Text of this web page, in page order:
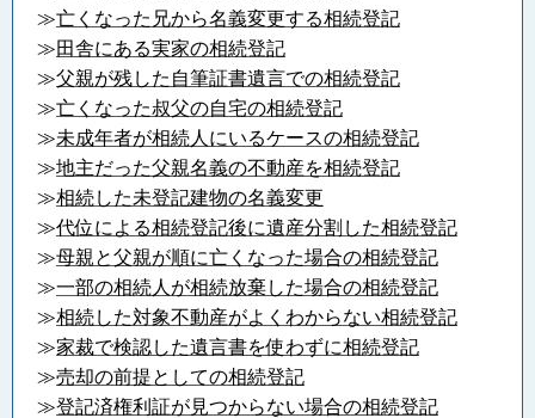
≫亡くなった兄から名義変更する相続登記
≫田舎にある実家の相続登記
≫父親が残した自筆証書遺言での相続登記
≫亡くなった叔父の自宅の相続登記
≫未成年者が相続人にいるケースの相続登記
≫地主だった父親名義の不動産を相続登記
≫相続した未登記建物の名義変更
≫代位による相続登記後に遺産分割した相続登記
≫母親と父親が順に亡くなった場合の相続登記
≫一部の相続人が相続放棄した場合の相続登記
≫相続した対象不動産がよくわからない相続登記
≫家裁で検認した遺言書を使わずに相続登記
≫売却の前提としての相続登記
≫登記済権利証が見つからない場合の相続登記